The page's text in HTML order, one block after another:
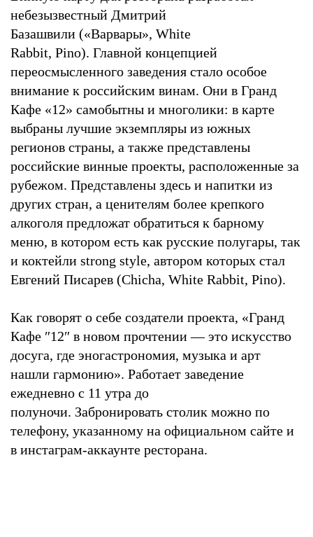
небезызвестный Дмитрий
Базашвили («Варвары», White
Rabbit, Pino). Главной концепцией
переосмысленного заведения стало особое
внимание к российским винам. Они в Гранд
Кафе «12» самобытны и многолики: в карте
выбраны лучшие экземпляры из южных
регионов страны, а также представлены
российские винные проекты, расположенные за
рубежом. Представлены здесь и напитки из
других стран, а ценителям более крепкого
алкоголя предложат обратиться к барному
меню, в котором есть как русские полугары, так
и коктейли strong style, автором которых стал
Евгений Писарев (Chicha, White Rabbit, Pino).
Как говорят о себе создатели проекта, «Гранд
Кафе ″12″ в новом прочтении — это искусство
досуга, где эногастрономия, музыка и арт
нашли гармонию». Работает заведение
ежедневно с 11 утра до
полуночи. Забронировать столик можно по
телефону, указанному на официальном сайте и
в инстаграм-аккаунте ресторана.